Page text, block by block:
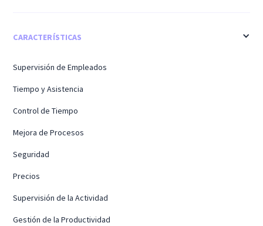
CARACTERÍSTICAS
Supervisión de Empleados
Tiempo y Asistencia
Control de Tiempo
Mejora de Procesos
Seguridad
Precios
Supervisión de la Actividad
Gestión de la Productividad